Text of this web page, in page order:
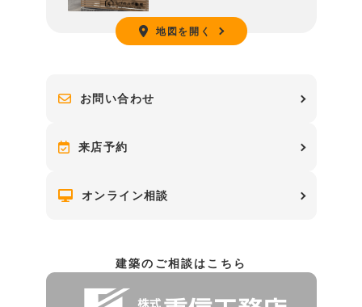
地図を開く
お問い合わせ
来店予約
オンライン相談
建築のご相談はこちら